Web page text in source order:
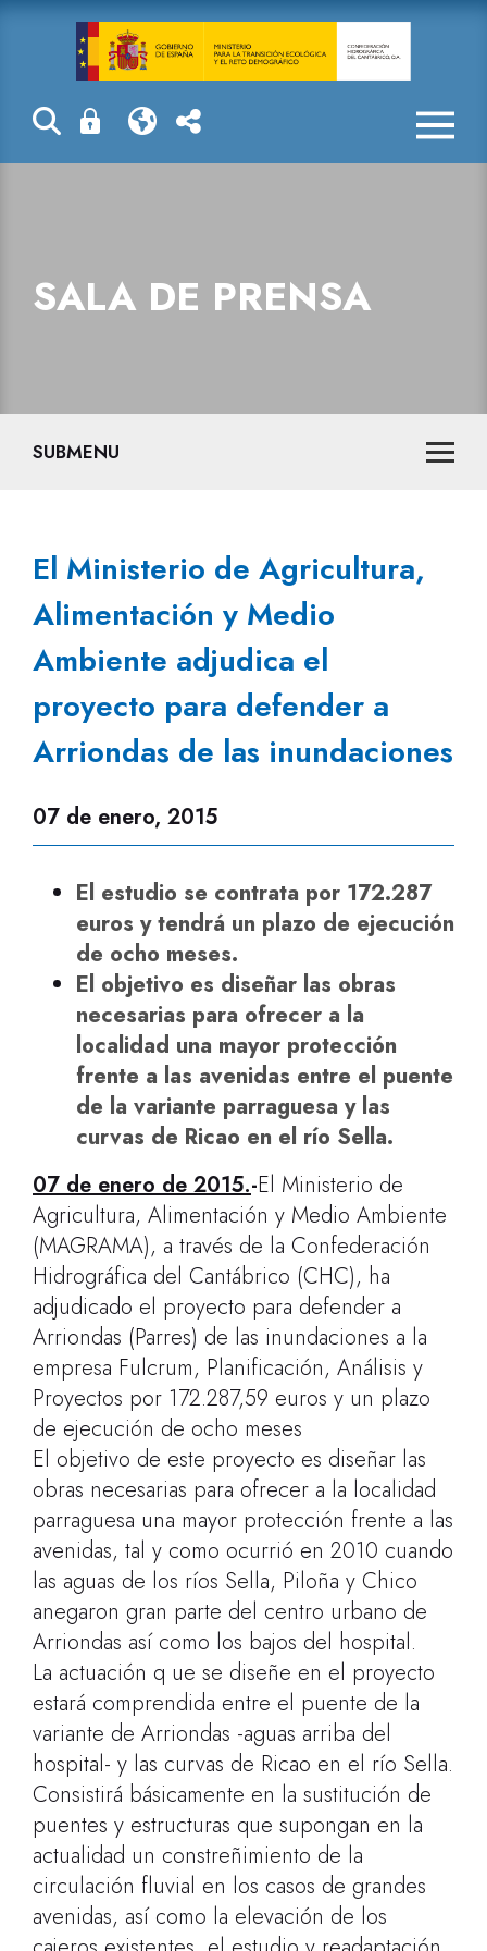
El Ministerio
SALA DE PRENSA
SUBMENU
El Ministerio de Agricultura,
Alimentación y Medio
Ambiente adjudica el
proyecto para defender a
Arriondas de las inundaciones
07 de enero, 2015
El estudio se contrata por 172.287
euros y tendrá un plazo de ejecución
de ocho meses.
El objetivo es diseñar las obras
necesarias para ofrecer a la
localidad una mayor protección
frente a las avenidas entre el puente
de la variante parraguesa y las
curvas de Ricao en el río Sella.
07 de enero de 2015.-El Ministerio de
Agricultura, Alimentación y Medio Ambiente
(MAGRAMA), a través de la Confederación
Hidrográfica del Cantábrico (CHC), ha
adjudicado el proyecto para defender a
Arriondas (Parres) de las inundaciones a la
empresa Fulcrum, Planificación, Análisis y
Proyectos por 172.287,59 euros y un plazo
de ejecución de ocho meses
El objetivo de este proyecto es diseñar las
obras necesarias para ofrecer a la localidad
parraguesa una mayor protección frente a las
avenidas, tal y como ocurrió en 2010 cuando
las aguas de los ríos Sella, Piloña y Chico
anegaron gran parte del centro urbano de
Arriondas así como los bajos del hospital.
La actuación q ue se diseñe en el proyecto
estará comprendida entre el puente de la
variante de Arriondas -aguas arriba del
hospital- y las curvas de Ricao en el río Sella.
Consistirá básicamente en la sustitución de
puentes y estructuras que supongan en la
actualidad un constreñimiento de la
circulación fluvial en los casos de grandes
avenidas, así como la elevación de los